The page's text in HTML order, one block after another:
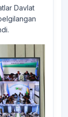
Davlat